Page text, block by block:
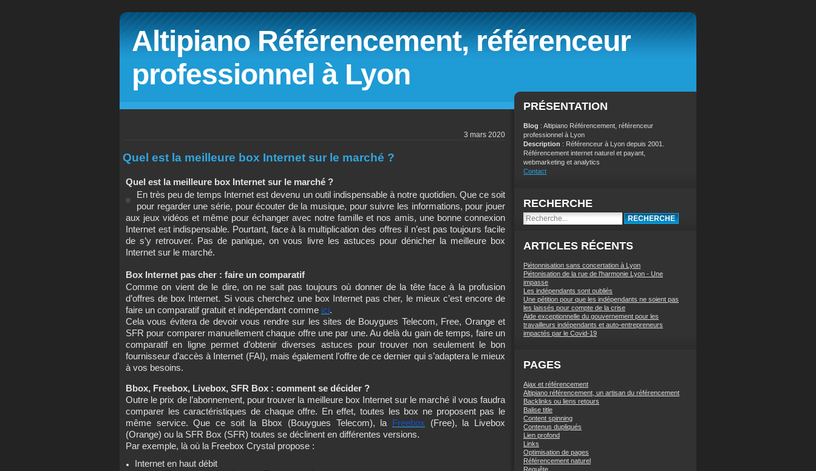
Altipiano Référencement, référenceur
professionnel à Lyon
3 mars 2020
Quel est la meilleure box Internet sur le marché ?
Quel est la meilleure box Internet sur le marché ?
En très peu de temps Internet est devenu un outil indispensable à notre quotidien. Que ce soit
pour regarder une série, pour écouter de la musique, pour suivre les informations, pour jouer
aux jeux vidéos et même pour échanger avec notre famille et nos amis, une bonne connexion
Internet est indispensable. Pourtant, face à la multiplication des offres il n’est pas toujours facile
de s’y retrouver. Pas de panique, on vous livre les astuces pour dénicher la meilleure box
Internet sur le marché.
Box Internet pas cher : faire un comparatif
Comme on vient de le dire, on ne sait pas toujours où donner de la tête face à la profusion
d’offres de box Internet. Si vous cherchez une box Internet pas cher, le mieux c’est encore de
faire un comparatif gratuit et indépendant comme ici.
Cela vous évitera de devoir vous rendre sur les sites de Bouygues Telecom, Free, Orange et
SFR pour comparer manuellement chaque offre une par une. Au delà du gain de temps, faire un
comparatif en ligne permet d’obtenir diverses astuces pour trouver non seulement le bon
fournisseur d’accès à Internet (FAI), mais également l’offre de ce dernier qui s’adaptera le mieux
à vos besoins.
Bbox, Freebox, Livebox, SFR Box : comment se décider ?
Outre le prix de l’abonnement, pour trouver la meilleure box Internet sur le marché il vous faudra
comparer les caractéristiques de chaque offre. En effet, toutes les box ne proposent pas le
même service. Que ce soit la Bbox (Bouygues Telecom), la
Freebox (Free), la Livebox
(Orange) ou la SFR Box (SFR) toutes se déclinent en différentes versions.
Par exemple, là où la Freebox Crystal propose :
Internet en haut débit
PRÉSENTATION
Blog : Altipiano Référencement, référenceur
professionnel à Lyon
Description : Référenceur à Lyon depuis 2001.
Référencement internet naturel et payant,
webmarketing et analytics
Contact
RECHERCHE
ARTICLES RÉCENTS
Piétonnisation sans concertation à Lyon
Piétonisation de la rue de l'harmonie Lyon - Une
impasse
Les indépendants sont oubliés
Une pétition pour que les indépendants ne soient pas
les laissés pour compte de la crise
Aide exceptionnelle du gouvernement pour les
travailleurs indépendants et auto-entrepreneurs
impactés par le Covid-19
PAGES
Ajax et référencement
Altipiano référencement, un artisan du référencement
Backlinks ou liens retours
Balise title
Content spinning
Contenus dupliqués
Lien profond
Links
Optimisation de pages
Référencement naturel
Requête